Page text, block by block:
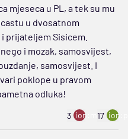
mjeseca u PL, a tek su mu
u dvosatnom
prijateljem Sisicem.
i mozak, samosvijest,
samosvijest. I
poklope u pravom
odluka!
3 ion:minus
17